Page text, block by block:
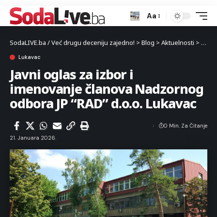
Aa
SodaLIVE.ba / Već drugu deceniju zajedno! > Blog > Aktuelnosti >
Lukavac
Javni oglas za izbor i
imenovanje članova Nadzornog
odbora JP “RAD” d.o.o. Lukavac
21. Januara 2026.
0 Min. Za Čitanje